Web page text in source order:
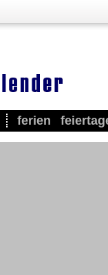
ferien